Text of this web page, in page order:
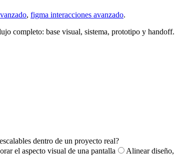
, figma interacciones avanzado.
completo: base visual, sistema, prototipo y handoff.
dentro de un proyecto real?
el aspecto visual de una pantalla
Alinear